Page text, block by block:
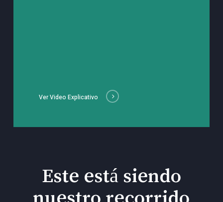
Ver Video Explicativo
Este está siendo
nuestro recorrido